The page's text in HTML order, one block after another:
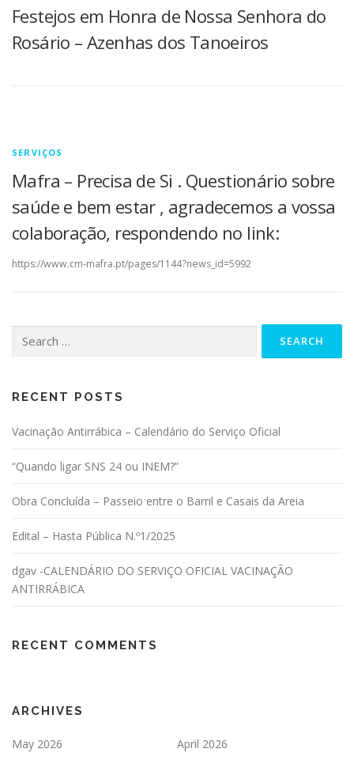
Festejos em Honra de Nossa Senhora do
Rosário – Azenhas dos Tanoeiros
SERVIÇOS
Mafra – Precisa de Si . Questionário sobre
saúde e bem estar , agradecemos a vossa
colaboração, respondendo no link:
https://www.cm-mafra.pt/pages/1144?news_id=5992
RECENT POSTS
Vacinação Antirrábica – Calendário do Serviço Oficial
“Quando ligar SNS 24 ou INEM?”
Obra Concluída – Passeio entre o Barril e Casais da Areia
Edital – Hasta Pública N.º1/2025
dgav -CALENDÁRIO DO SERVIÇO OFICIAL VACINAÇÃO
ANTIRRÁBICA
RECENT COMMENTS
ARCHIVES
May 2026
April 2026